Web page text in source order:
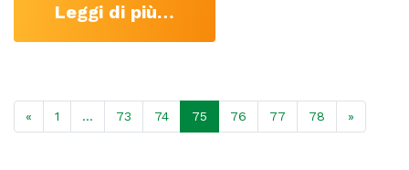
Leggi di più…
« 1 … 73 74 75 76 77 78 »